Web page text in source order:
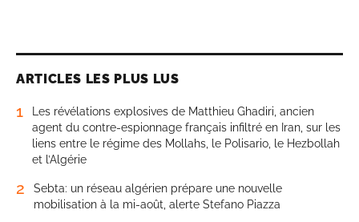
ARTICLES LES PLUS LUS
1
Les révélations explosives de Matthieu Ghadiri, ancien
agent du contre-espionnage français infiltré en Iran, sur les
liens entre le régime des Mollahs, le Polisario, le Hezbollah
et l’Algérie
2
Sebta: un réseau algérien prépare une nouvelle
mobilisation à la mi-août, alerte Stefano Piazza